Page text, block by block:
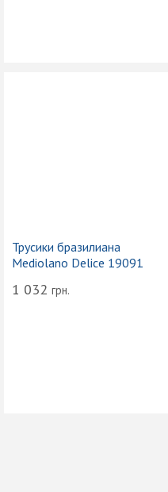
Трусики бразилиана
Mediolano Delice 19091
1 032 грн.